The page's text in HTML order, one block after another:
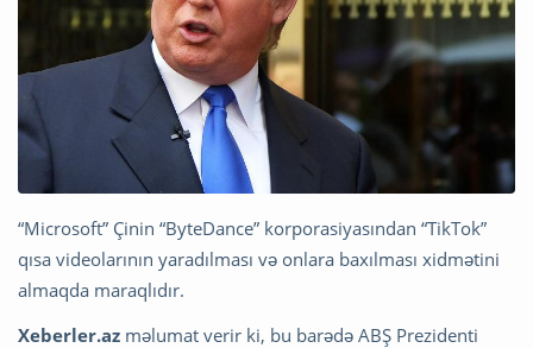
“Microsoft” Çinin “ByteDance” korporasiyasından “TikTok”
qısa videolarının yaradılması və onlara baxılması xidmətini
almaqda maraqlıdır.
Xeberler.az məlumat verir ki, bu barədə ABŞ Prezidenti